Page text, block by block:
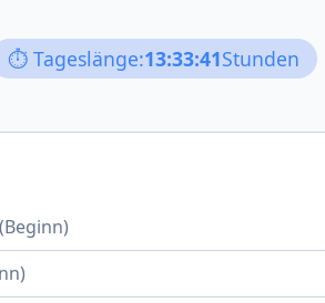
⏱️ Tageslänge:13:33:41Stunden